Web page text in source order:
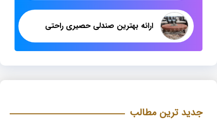
ارائه بهترین صندلی حصیری راحتی
جدید ترین مطالب